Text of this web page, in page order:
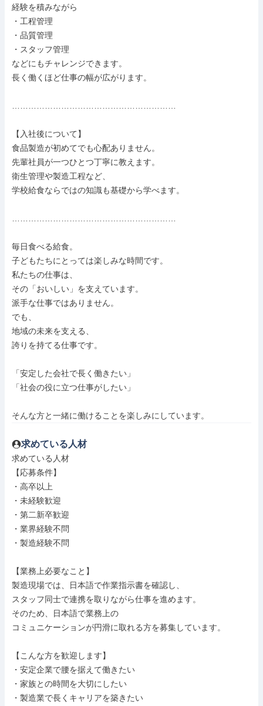
経験を積みながら
・工程管理
・品質管理
・スタッフ管理
などにもチャレンジできます。
長く働くほど仕事の幅が広がります。
【入社後について】
食品製造が初めてでも心配ありません。
先輩社員が一つひとつ丁寧に教えます。
衛生管理や製造工程など、
学校給食ならではの知識も基礎から学べます。
毎日食べる給食。
子どもたちにとっては楽しみな時間です。
私たちの仕事は、
その「おいしい」を支えています。
派手な仕事ではありません。
でも、
地域の未来を支える、
誇りを持てる仕事です。
「安定した会社で長く働きたい」
「社会の役に立つ仕事がしたい」
そんな方と一緒に働けることを楽しみにしています。
求めている人材
求めている人材
【応募条件】
・高卒以上
・未経験歓迎
・第二新卒歓迎
・業界経験不問
・製造経験不問
【業務上必要なこと】
製造現場では、日本語で作業指示書を確認し、
スタッフ同士で連携を取りながら仕事を進めます。
そのため、日本語で業務上の
コミュニケーションが円滑に取れる方を募集しています。
【こんな方を歓迎します】
・安定企業で腰を据えて働きたい
・家族との時間を大切にしたい
・製造業で長くキャリアを築きたい